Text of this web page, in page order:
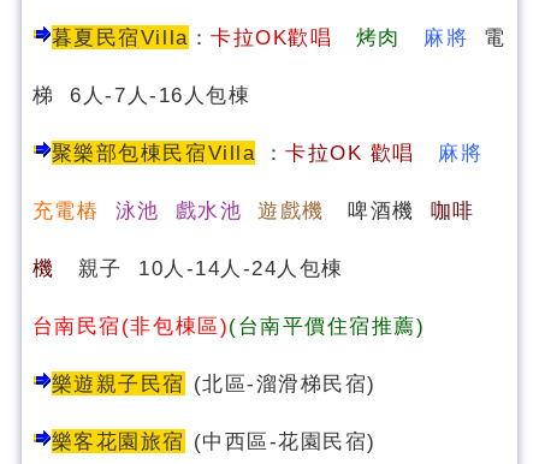
暮夏民宿Villa ：卡拉OK歡唱 烤肉 麻將 電
梯 6人-7人-16人包棟
聚樂部包棟民宿Villa ：卡拉OK 歡唱 麻將
充電樁 泳池 戲水池 遊戲機 啤酒機 咖啡
機 親子 10人-14人-24人包棟
台南民宿(非包棟區)(台南平價住宿推薦)
樂遊親子民宿 (北區-溜滑梯民宿)
樂客花園旅宿 (中西區-花園民宿)